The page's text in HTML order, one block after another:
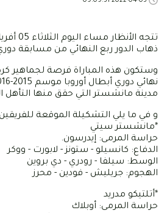
ذهاب الدور ربع النهائي من مسابقة دوري
وستكون هذه المباراة فرصة لجماهير
مدينة مانشستر التي حقق منها التأهل
و في ما يلي التشكيلة الموقعة للفريقين
*مانشستر سيتي
حراسة المرمى: إيدرسون.
الدفاع: كانسيلو - ستونز - لابورت - ووكر
الوسط: سيلفا - رودري - دي بروين
الهجوم: جريليش - فودين - محرز
*أتلتيكو مدريد
حراسة المرمى: أوبلاك